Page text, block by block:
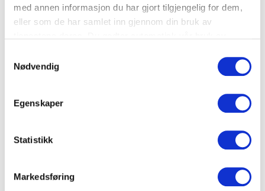
med annen informasjon du har gjort tilgjengelig for dem,
eller som de har samlet inn gjennom din bruk av
Nødvendig
Egenskaper
Statistikk
Markedsføring
Fisk